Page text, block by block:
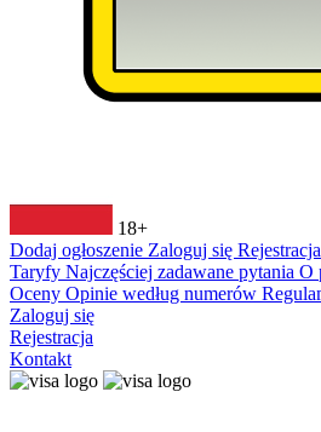
18+
Dodaj ogłoszenie Zaloguj się Rejestracja
Taryfy Najczęściej zadawane pytania O
Oceny Opinie według numerów
Zaloguj się
Rejestracja
Kontakt